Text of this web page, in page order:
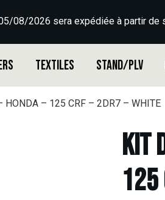
08/2026 sera expédiée à partir de
Textiles Stand/PLV
– 125 CRF – 2DR7 – WHITE
Kit
125